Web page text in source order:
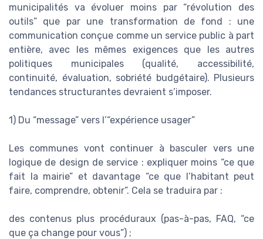
municipalités va évoluer moins par “révolution des
outils” que par une transformation de fond : une
communication conçue comme un service public à part
entière, avec les mêmes exigences que les autres
politiques municipales (qualité, accessibilité,
continuité, évaluation, sobriété budgétaire). Plusieurs
tendances structurantes devraient s’imposer.
1) Du “message” vers l’“expérience usager”
Les communes vont continuer à basculer vers une
logique de design de service : expliquer moins “ce que
fait la mairie” et davantage “ce que l’habitant peut
faire, comprendre, obtenir”. Cela se traduira par :
des contenus plus procéduraux (pas-à-pas, FAQ, “ce
que ça change pour vous”) ;